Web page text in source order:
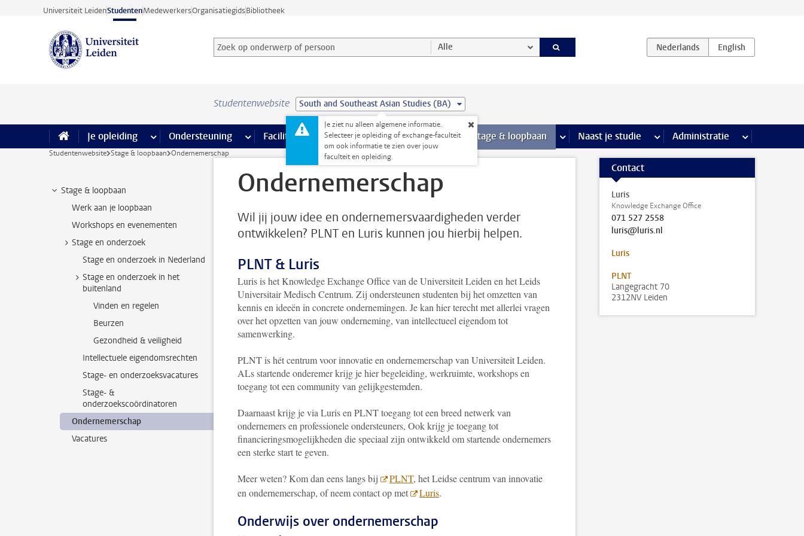
Ga direct naar de inhoud
Universiteit LeidenStudentenMedewerkersOrganisatiegidsBibliotheek
Zoek op onderwerp of persoon en selecteer categorie
Zoekterm Alle
Studentenwebsite South and Southeast Asian Studies (BA)
Je ziet nu alleen algemene informatie.
Selecteer je opleiding of exchange-faculteit
om ook informatie te zien over jouw
faculteit en opleiding.
Je opleiding meer Je opleiding pagina’s
Ondersteuning meer Ondersteuning pagina’s
Faciliteiten meer Faciliteiten pagina’s
Extra studieactiviteiten meer Extra studieactiviteiten pagina’s
Stage & loopbaan meer Stage & loopbaan pagina’s
Naast je studie meer Naast je studie pagina’s
Administratie meer
Studentenwebsite Stage & loopbaan Ondernemerschap
Stage & loopbaan
Werk aan je loopbaan
Workshops en evenementen
Stage en onderzoek
Stage en onderzoek in Nederland
Stage en onderzoek in het
buitenland
Vinden en regelen
Beurzen
Gezondheid & veiligheid
Intellectuele eigendomsrechten
Stage- en onderzoeksvacatures
Stage- &
onderzoekscoördinatoren
Ondernemerschap
Vacatures
Ondernemerschap
Wil jij jouw idee en ondernemersvaardigheden verder
ontwikkelen? PLNT en Luris kunnen jou hierbij helpen.
PLNT & Luris
Luris is het Knowledge Exchange Office van de Universiteit Leiden en het Leids
Universitair Medisch Centrum. Zij ondersteunen studenten bij het omzetten van
kennis en ideeën in concrete ondernemingen. Je kan hier terecht met allerlei vragen
over het opzetten van jouw onderneming, van intellectueel eigendom tot
samenwerking.
PLNT is hét centrum voor innovatie en ondernemerschap van Universiteit Leiden.
ALs startende onderemer krijg je hier begeleiding, werkruimte, workshops en
toegang tot een community van gelijkgestemden.
Daarnaast krijg je via Luris en PLNT toegang tot een breed netwerk van
ondernemers en professionele ondersteuners, Ook krijg je toegang tot
financieringsmogelijkheden die speciaal zijn ontwikkeld om startende ondernemers
een sterke start te geven.
Meer weten? Kom dan eens langs bij PLNT, het Leidse centrum van innovatie
en ondernemerschap, of neem contact op met
Luris.
Onderwijs over ondernemerschap
Contact
Luris
Knowledge Exchange Office
071 527 2558
luris@luris.nl
Luris
PLNT
Langegracht 70
2312NV Leiden